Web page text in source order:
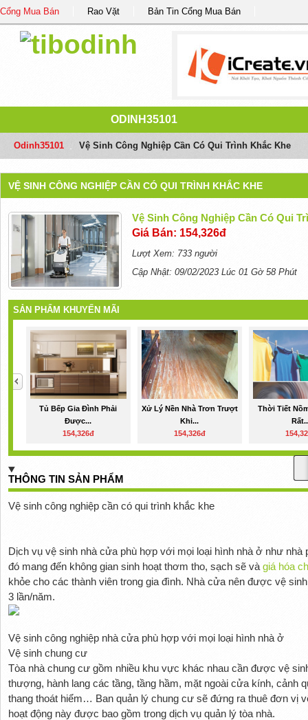
Cổng Mua Bán Rao Vặt Bản Tin Cổng Mua Bán
ODINH35101
Odinh35101 Vệ Sinh Công Nghiệp Cần Có Qui Trình Khắc Khe
VỆ SINH CÔNG NGHIỆP CẦN CÓ QUI TRÌNH KHẮC KHE
Vệ Sinh Công Nghiệp Cần Có Qui
Giá Bán: 154,326đ
Lượt Xem: 733 người
Cập Nhật: 09/02/2023 Lúc 01 Gờ 58 Phút
SẢN PHẨM KHUYẾN MÃI
Tủ Bếp Gia Đình Phải
Được...
154,326đ
Xử Lý Nền Nhà Trơn Trượt
Khi...
154,326đ
Thời Tiết
THÔNG TIN SẢN PHẨM
Vệ sinh công nghiệp cần có qui trình khắc khe
Dịch vụ vệ sinh nhà cửa phù hợp với mọi loại hình nhà ở như
đó mang đến không gian sinh hoạt thơm tho, sạch sẽ và giá hóa
khỏe cho các thành viên trong gia đình. Nhà cửa nên được vệ
3 lần/năm.
Vệ sinh công nghiệp nhà cửa phù hợp với mọi loại hình nhà ở
Vệ sinh chung cư
Tòa nhà chung cư gồm nhiều khu vực khác nhau cần được vệ
thượng, hành lang các tầng, tầng hầm, mặt ngoài cửa kính, cảnh
thang thoát hiểm… Ban quản lý chung cư sẽ đứng ra thuê đơn vị
hoạt động này được bao gồm trong dịch vụ quản lý tòa nhà.